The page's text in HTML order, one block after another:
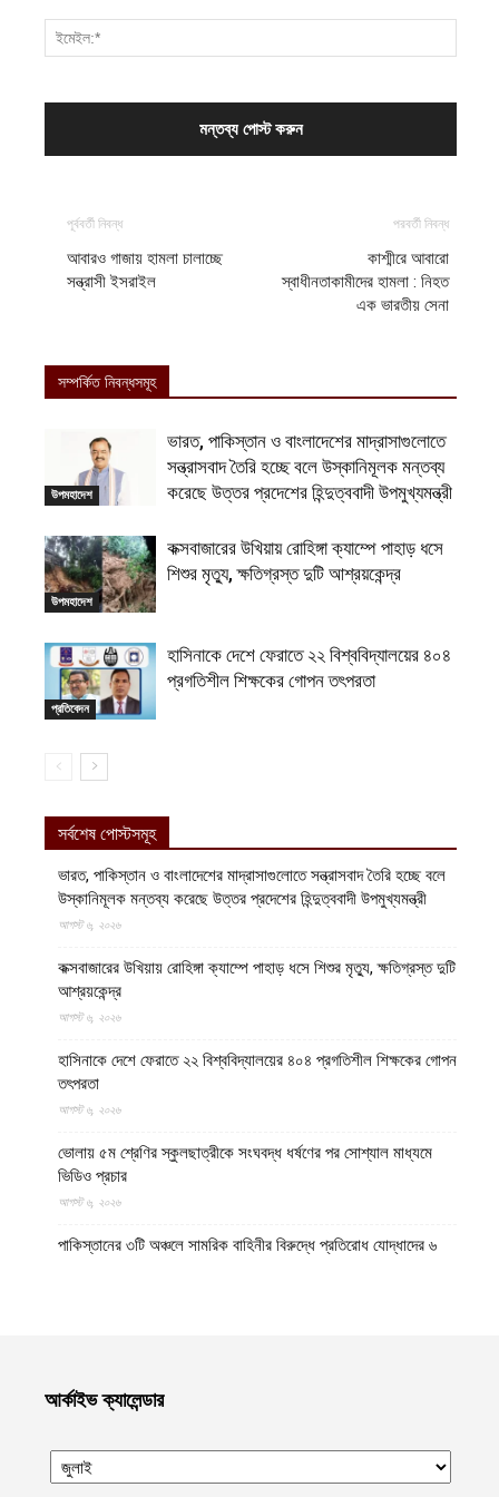
পূর্ববর্তী নিবন্ধ
আবারও গাজায় হামলা চালাচ্ছে
সন্ত্রাসী ইসরাইল
পরবর্তী নিবন্ধ
কাশ্মীরে আবারো
স্বাধীনতাকামীদের হামলা : নিহত
এক ভারতীয় সেনা
সম্পর্কিত নিবন্ধসমূহ
উপমহাদেশ
ভারত, পাকিস্তান ও বাংলাদেশের মাদ্রাসাগুলোতে
সন্ত্রাসবাদ তৈরি হচ্ছে বলে উস্কানিমূলক মন্তব্য
করেছে উত্তর প্রদেশের হিন্দুত্ববাদী উপমুখ্যমন্ত্রী
উপমহাদেশ
কক্সবাজারের উখিয়ায় রোহিঙ্গা ক্যাম্পে পাহাড় ধসে
শিশুর মৃত্যু, ক্ষতিগ্রস্ত দুটি আশ্রয়কেন্দ্র
প্রতিবেদন
হাসিনাকে দেশে ফেরাতে ২২ বিশ্ববিদ্যালয়ের ৪০৪
প্রগতিশীল শিক্ষকের গোপন তৎপরতা
সর্বশেষ পোস্টসমূহ
ভারত, পাকিস্তান ও বাংলাদেশের মাদ্রাসাগুলোতে সন্ত্রাসবাদ তৈরি হচ্ছে বলে
উস্কানিমূলক মন্তব্য করেছে উত্তর প্রদেশের হিন্দুত্ববাদী উপমুখ্যমন্ত্রী
আগস্ট ৬, ২০২৬
কক্সবাজারের উখিয়ায় রোহিঙ্গা ক্যাম্পে পাহাড় ধসে শিশুর মৃত্যু, ক্ষতিগ্রস্ত দুটি
আশ্রয়কেন্দ্র
আগস্ট ৬, ২০২৬
হাসিনাকে দেশে ফেরাতে ২২ বিশ্ববিদ্যালয়ের ৪০৪ প্রগতিশীল শিক্ষকের গোপন
তৎপরতা
আগস্ট ৬, ২০২৬
ভোলায় ৫ম শ্রেণির স্কুলছাত্রীকে সংঘবদ্ধ ধর্ষণের পর সোশ্যাল মাধ্যমে
ভিডিও প্রচার
আগস্ট ৬, ২০২৬
পাকিস্তানের ৩টি অঞ্চলে সামরিক বাহিনীর বিরুদ্ধে প্রতিরোধ যোদ্ধাদের ৬
আগস্ট ৬, ২০২৬
আহত ৭
আগস্ট ৬, ২০২৬
আর্কাইভ ক্যালেন্ডার